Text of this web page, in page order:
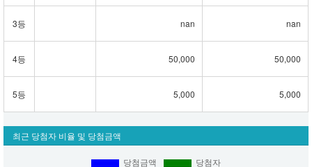
3등 nan nan
4등 50,000 50,000
5등 5,000 5,000
최근 당첨자 비율 및 당첨금액